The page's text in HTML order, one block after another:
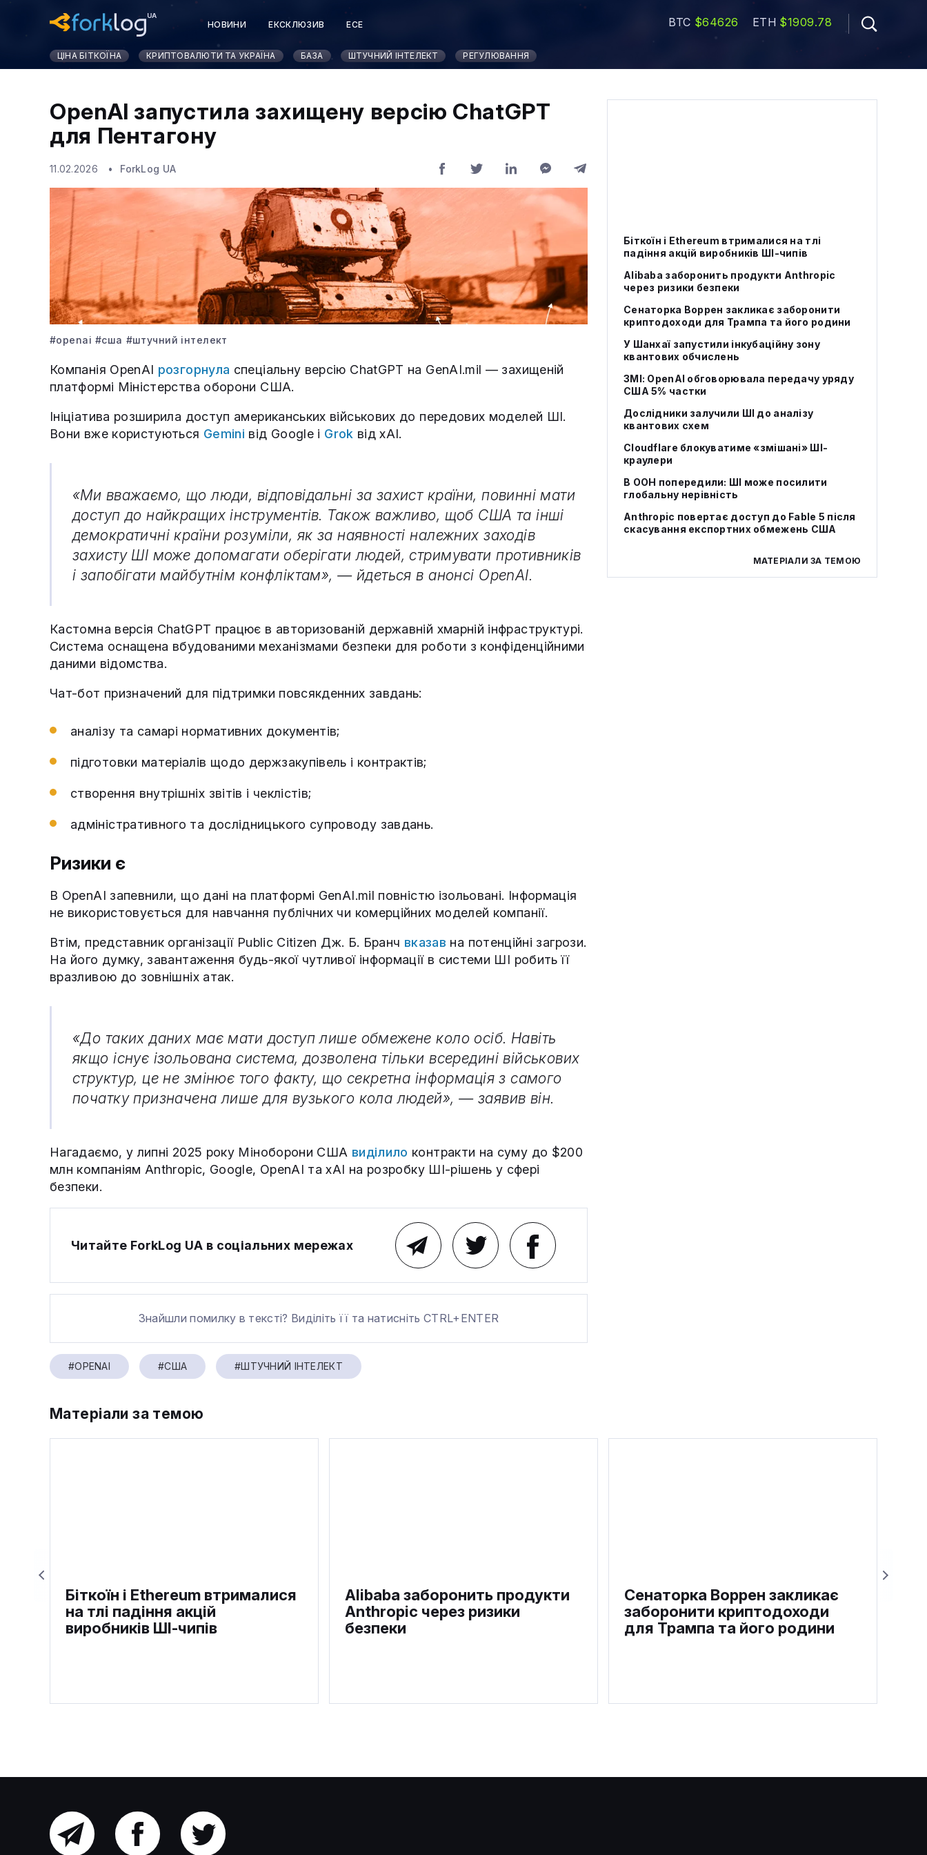
НОВИНИ ЕКСКЛЮЗИВ
ЕСЕ
BTC $64626 ETH $1909.78
ЦІНА БІТКОЇНА КРИПТОВАЛЮТИ ТА УКРАЇНА БАЗА ШТУЧНИЙ ІНТЕЛЕКТ РЕГУЛЮВАННЯ
Біткоїн і Ethereum втрималися на тлі
падіння акцій виробників ШІ-чипів
Alibaba заборонить продукти Anthropic
через ризики безпеки
Сенаторка Воррен закликає заборонити
криптодоходи для Трампа та його родини
У Шанхаї запустили інкубаційну зону
квантових обчислень
ЗМІ: OpenAI обговорювала передачу уряду
США 5% частки
Дослідники залучили ШІ до аналізу
квантових схем
Cloudflare блокуватиме «змішані» ШІ-
краулери
В ООН попередили: ШІ може посилити
глобальну нерівність
Anthropic повертає доступ до Fable 5 після
скасування експортних обмежень США
МАТЕРІАЛИ ЗА ТЕМОЮ
OpenAI запустила захищену версію ChatGPT
для Пентагону
11.02.2026 ForkLog UA
#openai #сша #штучний інтелект
Компанія OpenAI розгорнула спеціальну версію ChatGPT на GenAI․mil — захищеній
платформі Міністерства оборони США.
Ініціатива розширила доступ американських військових до передових моделей ШІ.
Вони вже користуються Gemini від Google і Grok від xAI.
«Ми вважаємо, що люди, відповідальні за захист країни, повинні мати
доступ до найкращих інструментів. Також важливо, щоб США та інші
демократичні країни розуміли, як за наявності належних заходів
захисту ШІ може допомагати оберігати людей, стримувати противників
і запобігати майбутнім конфліктам», — йдеться в анонсі OpenAI.
Кастомна версія ChatGPT працює в авторизованій державній хмарній інфраструктурі.
Система оснащена вбудованими механізмами безпеки для роботи з конфіденційними
даними відомства.
Чат-бот призначений для підтримки повсякденних завдань:
аналізу та самарі нормативних документів;
підготовки матеріалів щодо держзакупівель і контрактів;
створення внутрішніх звітів і чеклістів;
адміністративного та дослідницького супроводу завдань.
Ризики є
В OpenAI запевнили, що дані на платформі GenAI.mil повністю ізольовані. Інформація
не використовується для навчання публічних чи комерційних моделей компанії.
Втім, представник організації Public Citizen Дж. Б. Бранч вказав на потенційні загрози.
На його думку, завантаження будь-якої чутливої інформації в системи ШІ робить її
вразливою до зовнішніх атак.
«До таких даних має мати доступ лише обмежене коло осіб. Навіть
якщо існує ізольована система, дозволена тільки всередині військових
структур, це не змінює того факту, що секретна інформація з самого
початку призначена лише для вузького кола людей», — заявив він.
Нагадаємо, у липні 2025 року Міноборони США виділило контракти на суму до $200
млн компаніям Anthropic, Google, OpenAI та xAI на розробку ШІ-рішень у сфері
безпеки.
Читайте ForkLog UA в соціальних мережах
Знайшли помилку в тексті? Виділіть її та натисніть CTRL+ENTER
#OPENAI #США #ШТУЧНИЙ ІНТЕЛЕКТ
Матеріали за темою
Біткоїн і Ethereum втрималися
на тлі падіння акцій
виробників ШІ-чипів
Alibaba заборонить продукти
Anthropic через ризики
безпеки
Сенаторка Воррен закликає
заборонити криптодоходи
для Трампа та його родини
Головний Facebook